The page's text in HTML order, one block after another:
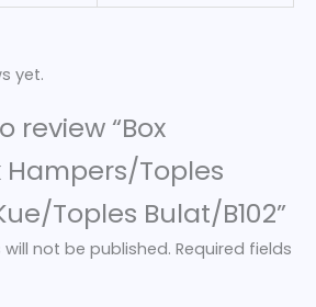
yet.
review “Box
Toples
Toples Bulat/B102”
not be published. Required fields